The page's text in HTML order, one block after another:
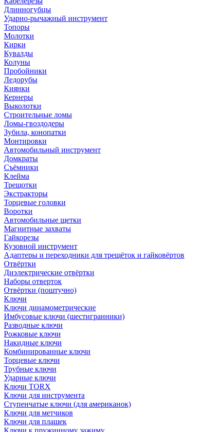
Длинногубцы
Ударно-рычажный инструмент
Топоры
Молотки
Кирки
Кувалды
Колуны
Пробойники
Ледорубы
Киянки
Кернеры
Выколотки
Строительные ломы
Ломы-гвоздодеры
Зубила, конопатки
Монтировки
Автомобильный инструмент
Домкраты
Съёмники
Клейма
Трещотки
Экстракторы
Торцевые головки
Воротки
Автомобильные щетки
Магнитные захваты
Гайкорезы
Кузовной инструмент
Адаптеры и переходники для трещёток и гайковёртов
Отвёртки
Диэлектрические отвёртки
Наборы отверток
Отвёртки (поштучно)
Ключи
Ключи динамометрические
Имбусовые ключи (шестигранники)
Разводные ключи
Рожковые ключи
Накидные ключи
Комбинированные ключи
Торцевые ключи
Трубные ключи
Ударные ключи
Ключи TORX
Ключи для инструмента
Ступенчатые ключи (для американок)
Ключи для метчиков
Ключи для плашек
Ключи к пружинному зажиму